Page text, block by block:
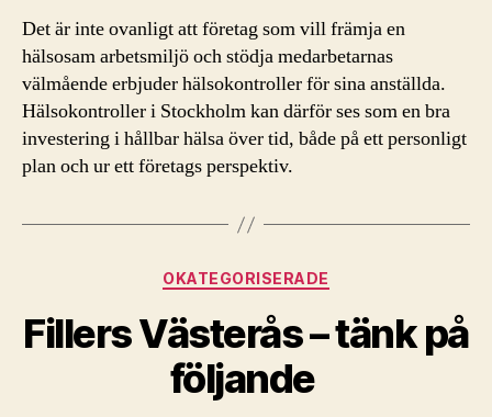
Det är inte ovanligt att företag som vill främja en
hälsosam arbetsmiljö och stödja medarbetarnas
välmående erbjuder hälsokontroller för sina anställda.
Hälsokontroller i Stockholm kan därför ses som en bra
investering i hållbar hälsa över tid, både på ett personligt
plan och ur ett företags perspektiv.
Kategorier
OKATEGORISERADE
Fillers Västerås – tänk på
följande